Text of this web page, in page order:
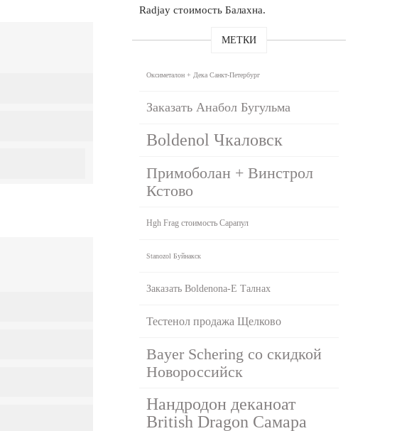
Radjay стоимость Балахна.
МЕТКИ
Оксиметалон + Дека Санкт-Петербург
Заказать Анабол Бугульма
Boldenol Чкаловск
Примоболан + Винстрол
Кстово
Hgh Frag стоимость Сарапул
Stanozol Буйнакск
Заказать Boldenona-E Талнах
Тестенол продажа Щелково
Bayer Schering со скидкой
Новороссийск
Нандродон деканоат
British Dragon Самара